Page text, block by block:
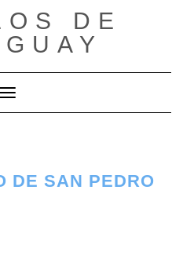
DE
Cambiar modo de navegación
DE SAN PEDRO